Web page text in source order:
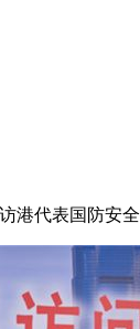
代表国防安